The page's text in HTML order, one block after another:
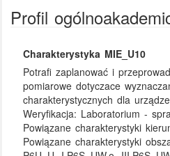
Profil
Charakterystyka MIE_U10
Potrafi zaplanować i
pomiarowe dotyczace
charakterystycznych dla
Weryfikacja: Laboratorium -
Powiązane charakterystyki
Powiązane charakterystyki